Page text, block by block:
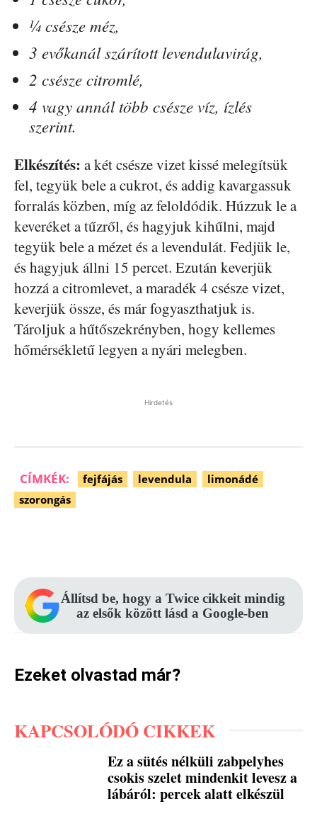
¼ csésze méz,
3 evőkanál szárított levendulavirág,
2 csésze citromlé,
4 vagy annál több csésze víz, ízlés
szerint.
Elkészítés: a két csésze vizet kissé melegítsük
fel, tegyük bele a cukrot, és addig kavargassuk
forralás közben, míg az feloldódik. Húzzuk le a
keveréket a tűzről, és hagyjuk kihűlni, majd
tegyük bele a mézet és a levendulát. Fedjük le,
és hagyjuk állni 15 percet. Ezután keverjük
hozzá a citromlevet, a maradék 4 csésze vizet,
keverjük össze, és már fogyaszthatjuk is.
Tároljuk a hűtőszekrényben, hogy kellemes
hőmérsékletű legyen a nyári melegben.
Hirdetés
CÍMKÉK: fejfájás levendula
limonádé
szorongás
Állítsd be, hogy a Twice cikkeit mindig
az elsők között lásd a Google-ben
Ezeket olvastad már?
KAPCSOLÓDÓ CIKKEK
Ez a sütés nélküli zabpelyhes
csokis szelet mindenkit levesz a
lábáról: percek alatt elkészül